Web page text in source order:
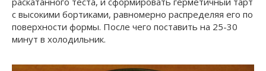
с высокими бортиками, равномерно распределяя его по
поверхности формы. После чего поставить на 25-30
минут в холодильник.